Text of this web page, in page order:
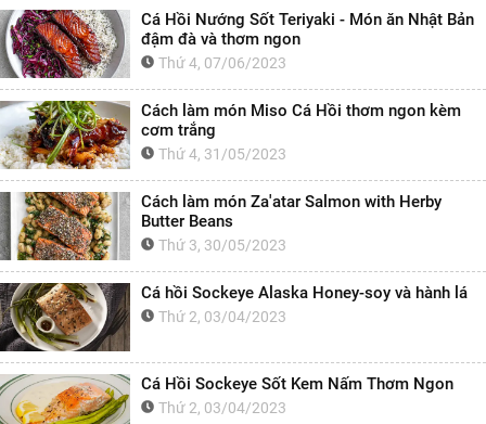
Cá Hồi Nướng Sốt Teriyaki - Món ăn Nhật Bản
đậm đà và thơm ngon
Thứ 4, 07/06/2023
Cách làm món Miso Cá Hồi thơm ngon kèm
cơm trắng
Thứ 4, 31/05/2023
Cách làm món Za'atar Salmon with Herby
Butter Beans
Thứ 3, 30/05/2023
Cá hồi Sockeye Alaska Honey-soy và hành lá
Thứ 2, 03/04/2023
Cá Hồi Sockeye Sốt Kem Nấm Thơm Ngon
Thứ 2, 03/04/2023